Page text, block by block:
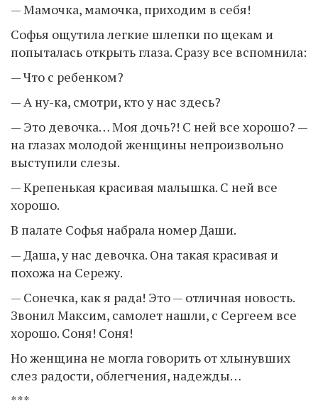
— Мамочка, мамочка, приходим в себя!
Софья ощутила легкие шлепки по щекам и
попыталась открыть глаза. Сразу все вспомнила:
— Что с ребенком?
— А ну-ка, смотри, кто у нас здесь?
— Это девочка… Моя дочь?! С ней все хорошо? —
на глазах молодой женщины непроизвольно
выступили слезы.
— Крепенькая красивая малышка. С ней все
хорошо.
В палате Софья набрала номер Даши.
— Даша, у нас девочка. Она такая красивая и
похожа на Сережу.
— Сонечка, как я рада! Это — отличная новость.
Звонил Максим, самолет нашли, с Сергеем все
хорошо. Соня! Соня!
Но женщина не могла говорить от хлынувших
слез радости, облегчения, надежды…
***